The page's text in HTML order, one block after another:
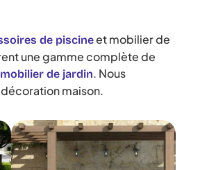
de piscineet mobilier de
une gamme complète de
mobilier de jardin. Nous
maison.